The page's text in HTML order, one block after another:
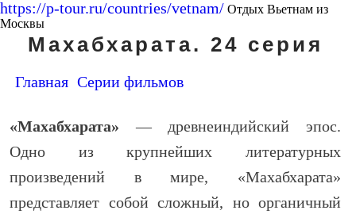
https://p-tour.ru/countries/vetnam/ Отдых Вьетнам из
Москвы
Махабхарата. 24 серия
Главная Серии фильмов
«Махабхарата» — древнеиндийский эпос.
Одно из крупнейших литературных
произведений в мире, «Махабхарата»
представляет собой сложный, но органичный